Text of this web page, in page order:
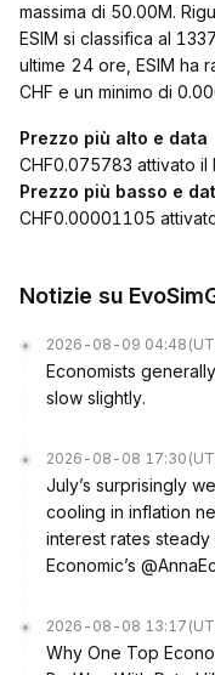
massima di 50.00M.
ESIM si classifica al
ultime 24 ore, ESIM ha
CHF e un minimo di
Prezzo più alto e data
CHF0.075783 attivato
Prezzo più basso e
CHF0.00001105
Notizie su
2026-08-09 04:48
Economists
slow slightly.
2026-08-08 17:30
July’s surprisingly
cooling in inflation
interest rates
Economic’s
2026-08-08 13:17
Why One Top